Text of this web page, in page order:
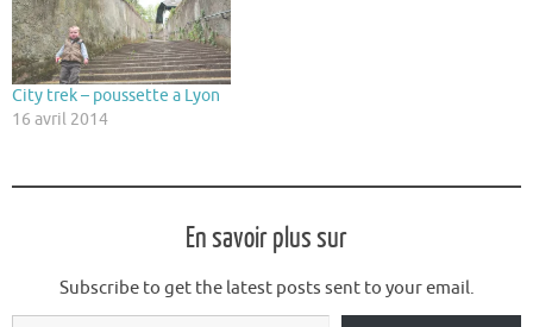
City trek – poussette a Lyon
16 avril 2014
En savoir plus sur
Subscribe to get the latest posts sent to your email.
Saisissez votre adresse e-mail…